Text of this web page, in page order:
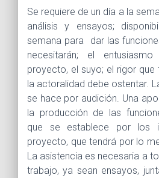
Se requiere de un día a la
análisis y ensayos;
semana para dar las
necesitarán; el
proyecto, el suyo; el rigor
la actoralidad debe ostentar.
se hace por audición. Una
la producción de las
que se establece por los
proyecto, que tendrá por lo
La asistencia es necesaria a
trabajo, ya sean ensayos,